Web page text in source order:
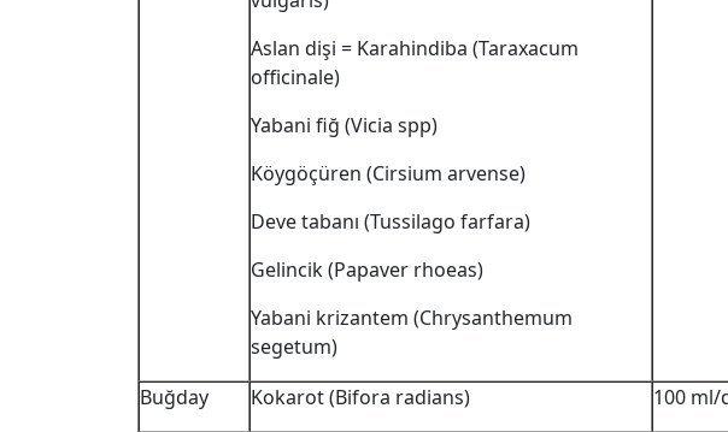
Aslan dişi = Karahindiba (Taraxacum
officinale)
Yabani fiğ (Vicia spp)
Köygöçüren (Cirsium arvense)
Deve tabanı (Tussilago farfara)
Gelincik (Papaver rhoeas)
Yabani krizantem (Chrysanthemum
segetum)
Buğday Kokarot (Bifora radians) 100 ml/